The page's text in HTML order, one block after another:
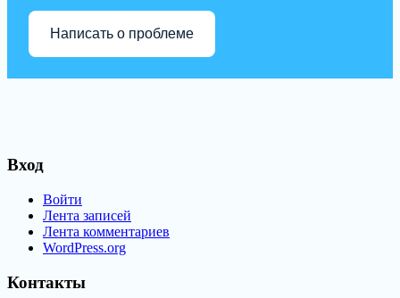
Написать о проблеме
Вход
Войти
Лента записей
Лента комментариев
WordPress.org
Контакты